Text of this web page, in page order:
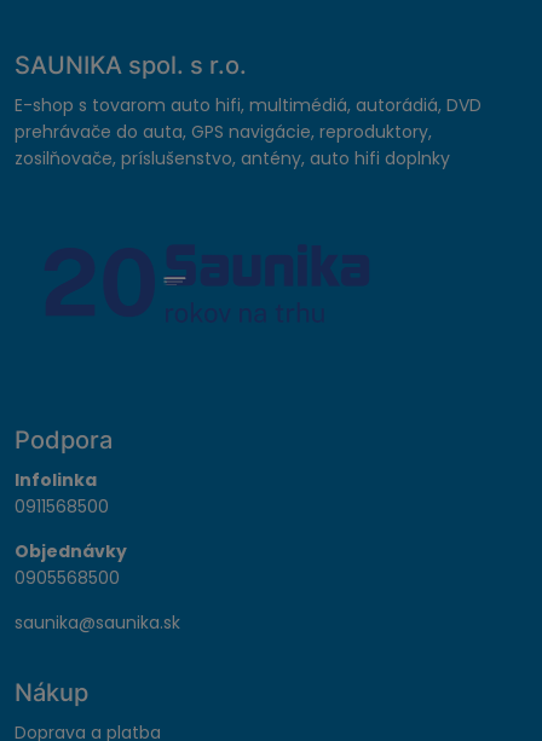
SAUNIKA spol. s r.o.
E-shop s tovarom auto hifi, multimédiá, autorádiá, DVD
prehrávače do auta, GPS navigácie, reproduktory,
zosilňovače, príslušenstvo, antény, auto hifi doplnky
Podpora
Infolinka
0911568500
Objednávky
0905568500
saunika@saunika.sk
Nákup
Doprava a platba